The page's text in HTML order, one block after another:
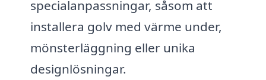
specialanpassningar, såsom att
installera golv med värme under,
mönsterläggning eller unika
designlösningar.